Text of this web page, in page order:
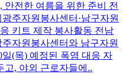
안전한 여름을 위한 준비 전
주자원봉사센터·남구자원
키트 제작 봉사활동 전남
자원봉사센터와 남구자원
일(목) 예정된 폭염 대응 자
고, 야외 근로자들에..